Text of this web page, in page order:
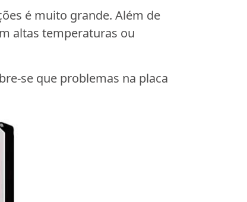
é muito grande. Além de
altas temperaturas ou
se que problemas na placa